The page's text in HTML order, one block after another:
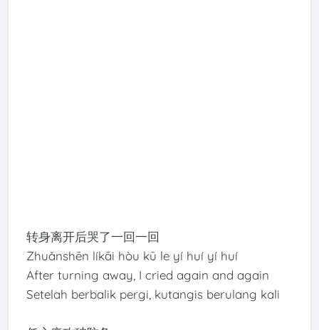
转身离开后哭了一回一回
Zhuǎnshēn líkāi hòu kū le yí huí yí huí
After turning away, I cried again and again
Setelah berbalik pergi, kutangis berulang kali